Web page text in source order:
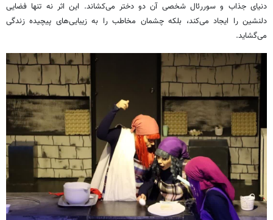
دنیای جذاب و سوررئالشخصی آن دو دختر می‌کشاند. این اثر نه تنها فضایی
دلنشین را ایجاد می‌کند، بلکه چشمان مخاطب را به زیبایی‌های پیچیده زندگی
می‌گشاید.